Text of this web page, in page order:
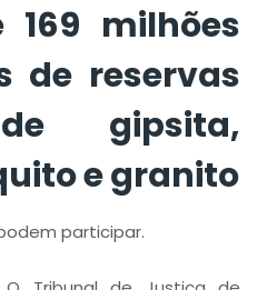
169 milhões
de reservas
gipsita,
e granito
participar.